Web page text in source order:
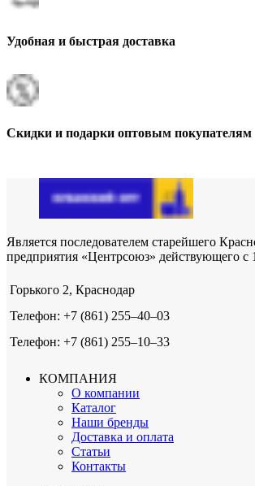
Удобная и быстрая доставка
Скидки и подарки оптовым покупателям
Является последователем старейшего
предприятия «Центрсоюз» действующего с
Горького 2, Краснодар
Телефон: +7 (861) 255‒40‒03
Телефон: +7 (861) 255‒10‒33
КОМПАНИЯ
О компании
Каталог
Наши бренды
Доставка и оплата
Статьи
Контакты